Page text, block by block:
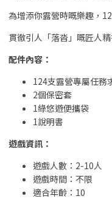
為增添你露營時嘅樂趣，
貫徹引人「落沓」嘅匠人
配件內容：
124支露營專屬任務
2個保密套
1綠悠遊便攜袋
1說明書
遊戲資訊：
遊戲人數：2-10人
遊戲時間：不限
適合年齡：10